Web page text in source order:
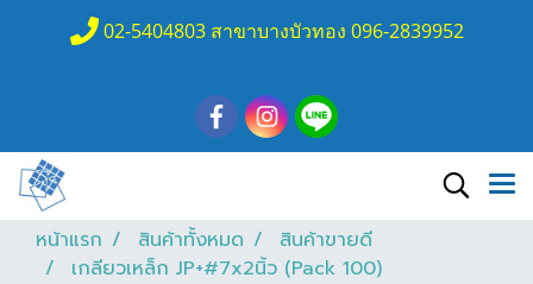
02-5404803 สาขาบางบัวทอง 096-2839952
หน้าแรก สินค้าทั้งหมด
สินค้าขายดี
เกลียวเหล็ก JP+#7x2นิ้ว (Pack 100)